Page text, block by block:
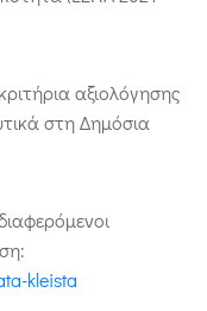
αξιολόγησης
στη Δημόσια
kleista